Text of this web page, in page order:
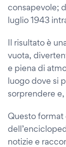
consapevole;
luglio 1943
Il risultato è
vuota,
e piena di
luogo dove si
sorprendere
Questo format
notizie e